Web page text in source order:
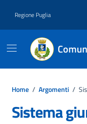
Regione Puglia
Home / Argomenti /
Sistema